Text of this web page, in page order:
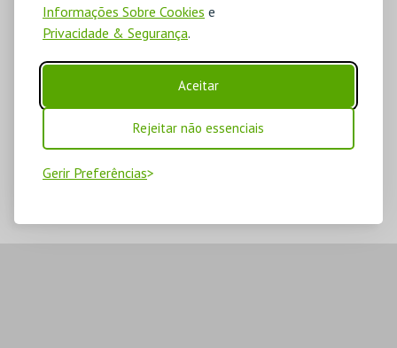
Informações Sobre Cookies e
Privacidade & Segurança.
Aceitar
Rejeitar não essenciais
Gerir Preferências